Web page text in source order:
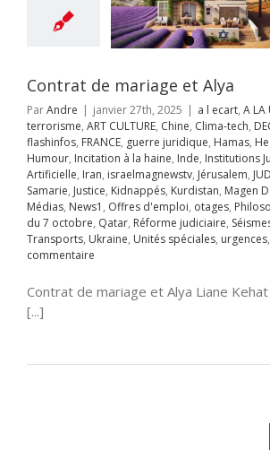
Adom Maroc
News1 Offres
otages
juive Pogrom
Qatar
judiciaire
Séries Sionisme
Ukraine Unités
urgences Yémen
Contrat de mariage et Alya
ParAndre | janvier 27th, 2025 | a l ecart, A LA
terrorisme, ART CULTURE, Chine, Clima-tech,
flashinfos, FRANCE, guerre juridique, Hamas,
Humour, Incitation à la haine, Inde, Institutions
Artificielle, Iran, israelmagnewstv, Jérusalem,
Samarie, Justice, Kidnappés, Kurdistan, Magen
Médias, News1 , Offres d'emploi, otages,
du 7 octobre, Qatar, Réforme judiciaire,
Transports, Ukraine, Unités spéciales, urgences,
commentaire
Contrat de mariage et Alya Liane
[...]